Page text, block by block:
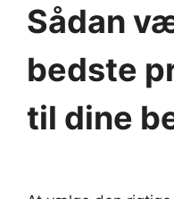
Sådan
bedste
til dine